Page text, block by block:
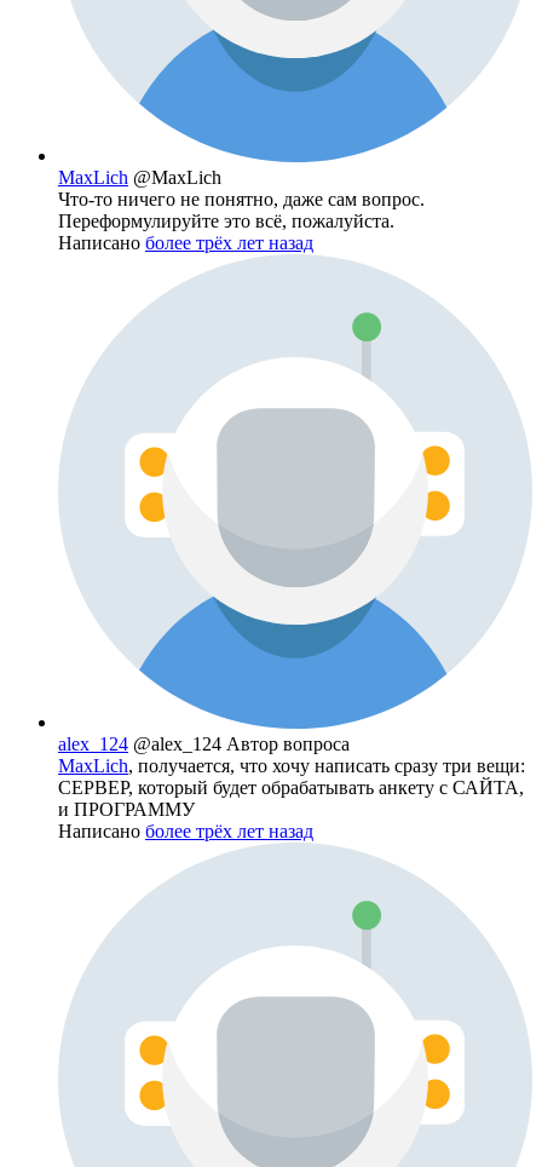
MaxLich @MaxLich
Что-то ничего не понятно, даже сам вопрос.
Переформулируйте это всё, пожалуйста.
Написано более трёх лет назад
alex_124 @alex_124 Автор вопроса
MaxLich, получается, что хочу написать сразу три вещи:
СЕРВЕР, который будет обрабатывать анкету с САЙТА,
и ПРОГРАММУ
Написано более трёх лет назад